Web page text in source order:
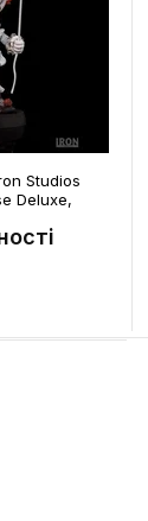
Studios
Deluxe,